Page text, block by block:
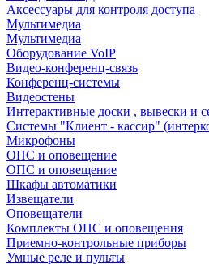
Аксессуары для контроля доступа
Мультимедиа
Мультимедиа
Оборудование VoIP
Видео-конференц-связь
Конференц-системы
Видеостены
Интерактивные доски , вывески и
Системы "Клиент - кассир"
Микрофоны
ОПС и оповещение
ОПС и оповещение
Шкафы автоматики
Извещатели
Оповещатели
Комплекты ОПС и оповещения
Приемно-контрольные приборы
Умные реле и пульты